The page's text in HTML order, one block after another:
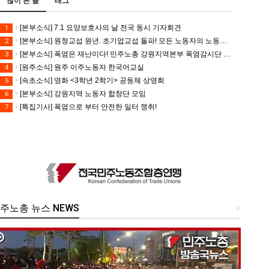
1 [본부소식] 7.1 요양보호사의 날 전국 동시 기자회견
2 [본부소식] 원청교섭 원년. 초기업교섭 돌파! 모든 노동자의 노동기본권 쟁취! 민주노총 7.15 총파업대회
3 [본부소식] 폭염은 재난이다! 민주노총 강원지역본부 폭염감시단 선포 기자회견
4 [원주소식] 원주 이주노동자 한국어교실
5 [속초소식] 영화 <3학년 2학기> 공동체 상영회
6 [본부소식] 강원지역 노동자 합창단 모임
7 [특집기사] 폭염으로 부터 안전한 일터 쟁취!
+
노총 뉴스 NEWS